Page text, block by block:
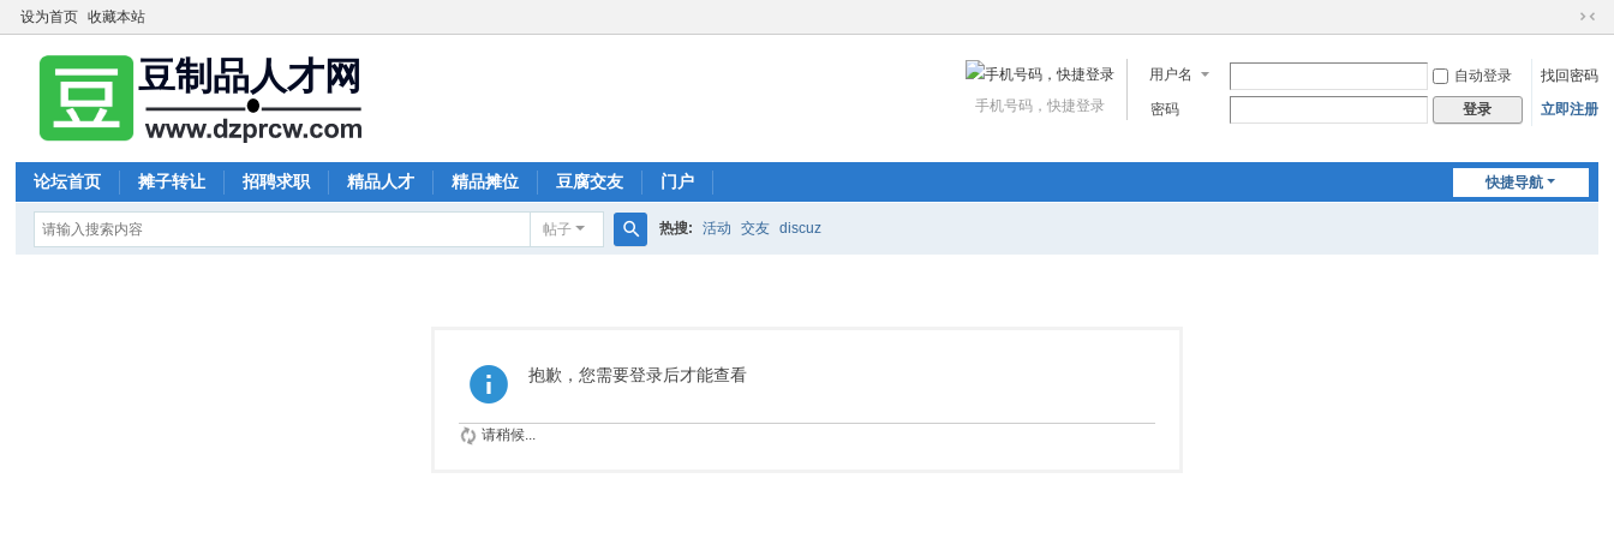
设为首页 收藏本站
切
到
窄
用户名 自动登录
找回密码
密码
登录 立即注册
手机号码，快捷登录
快捷导航
论坛首页 摊子转让 招聘求职 精品人才 精品摊位 豆腐交友 门户
帖子 热搜: 活动 交友 discuz
抱歉，您需要登录后才能查看
请稍候...